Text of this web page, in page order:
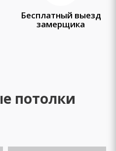
Бесплатный выезд
замерщика
потолки